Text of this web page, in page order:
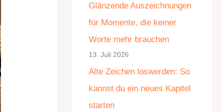
Glänzende Auszeichnungen
für Momente, die keiner
Worte mehr brauchen
13. Juli 2026
Alte Zeichen loswerden: So
kannst du ein neues Kapitel
starten
e
n